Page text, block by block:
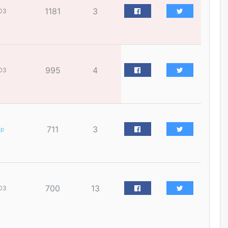
үйлчилгээний ажилтнуудын
ХАРИЛЦАА хандлагатай
холбоотой ГОМДОЛ их байгааг
Бариста хийх нь залуусын
дунд яагаад трэнд болов
"Урьхан" Б.Чинбат гэж хүн
бизнес хамтрагчаа гүтгэж
1181 3
995 4
711 3
700 13